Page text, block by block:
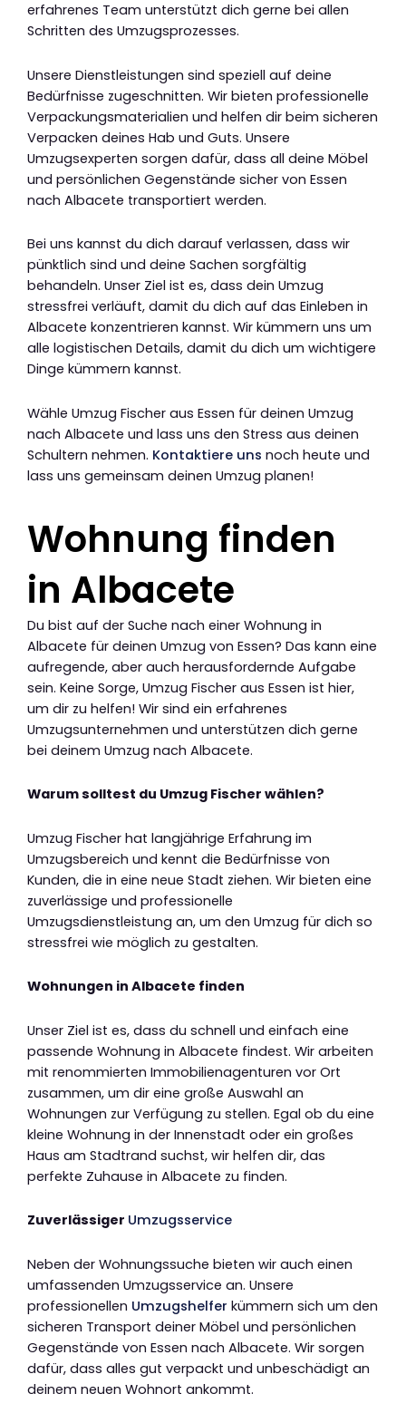
erfahrenes Team unterstützt dich gerne bei allen
Schritten des Umzugsprozesses.
Unsere Dienstleistungen sind speziell auf deine
Bedürfnisse zugeschnitten. Wir bieten professionelle
Verpackungsmaterialien und helfen dir beim sicheren
Verpacken deines Hab und Guts. Unsere
Umzugsexperten sorgen dafür, dass all deine Möbel
und persönlichen Gegenstände sicher von Essen
nach Albacete transportiert werden.
Bei uns kannst du dich darauf verlassen, dass wir
pünktlich sind und deine Sachen sorgfältig
behandeln. Unser Ziel ist es, dass dein Umzug
stressfrei verläuft, damit du dich auf das Einleben in
Albacete konzentrieren kannst. Wir kümmern uns um
alle logistischen Details, damit du dich um wichtigere
Dinge kümmern kannst.
Wähle Umzug Fischer aus Essen für deinen Umzug
nach Albacete und lass uns den Stress aus deinen
Schultern nehmen. Kontaktiere uns noch heute und
lass uns gemeinsam deinen Umzug planen!
Wohnung finden
in Albacete
Du bist auf der Suche nach einer Wohnung in
Albacete für deinen Umzug von Essen? Das kann eine
aufregende, aber auch herausfordernde Aufgabe
sein. Keine Sorge, Umzug Fischer aus Essen ist hier,
um dir zu helfen! Wir sind ein erfahrenes
Umzugsunternehmen und unterstützen dich gerne
bei deinem Umzug nach Albacete.
Warum solltest du Umzug Fischer wählen?
Umzug Fischer hat langjährige Erfahrung im
Umzugsbereich und kennt die Bedürfnisse von
Kunden, die in eine neue Stadt ziehen. Wir bieten eine
zuverlässige und professionelle
Umzugsdienstleistung an, um den Umzug für dich so
stressfrei wie möglich zu gestalten.
Wohnungen in Albacete finden
Unser Ziel ist es, dass du schnell und einfach eine
passende Wohnung in Albacete findest. Wir arbeiten
mit renommierten Immobilienagenturen vor Ort
zusammen, um dir eine große Auswahl an
Wohnungen zur Verfügung zu stellen. Egal ob du eine
kleine Wohnung in der Innenstadt oder ein großes
Haus am Stadtrand suchst, wir helfen dir, das
perfekte Zuhause in Albacete zu finden.
Zuverlässiger Umzugsservice
Neben der Wohnungssuche bieten wir auch einen
umfassenden Umzugsservice an. Unsere
professionellen Umzugshelfer kümmern sich um den
sicheren Transport deiner Möbel und persönlichen
Gegenstände von Essen nach Albacete. Wir sorgen
dafür, dass alles gut verpackt und unbeschädigt an
deinem neuen Wohnort ankommt.